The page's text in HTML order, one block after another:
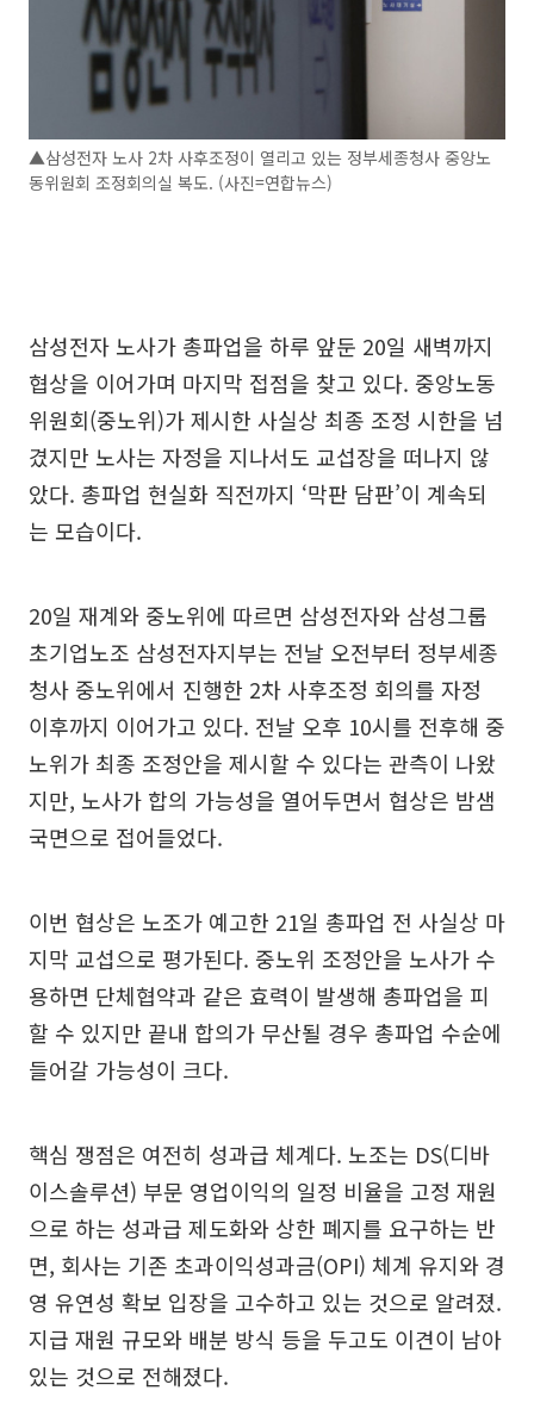
▲삼성전자 노사 2차 사후조정이 열리고 있는 정부세종청사 중앙노
동위원회 조정회의실 복도. (사진=연합뉴스)
삼성전자 노사가 총파업을 하루 앞둔 20일 새벽까지
협상을 이어가며 마지막 접점을 찾고 있다. 중앙노동
위원회(중노위)가 제시한 사실상 최종 조정 시한을 넘
겼지만 노사는 자정을 지나서도 교섭장을 떠나지 않
았다. 총파업 현실화 직전까지 ‘막판 담판’이 계속되
는 모습이다.
20일 재계와 중노위에 따르면 삼성전자와 삼성그룹
초기업노조 삼성전자지부는 전날 오전부터 정부세종
청사 중노위에서 진행한 2차 사후조정 회의를 자정
이후까지 이어가고 있다. 전날 오후 10시를 전후해 중
노위가 최종 조정안을 제시할 수 있다는 관측이 나왔
지만, 노사가 합의 가능성을 열어두면서 협상은 밤샘
국면으로 접어들었다.
이번 협상은 노조가 예고한 21일 총파업 전 사실상 마
지막 교섭으로 평가된다. 중노위 조정안을 노사가 수
용하면 단체협약과 같은 효력이 발생해 총파업을 피
할 수 있지만 끝내 합의가 무산될 경우 총파업 수순에
들어갈 가능성이 크다.
핵심 쟁점은 여전히 성과급 체계다. 노조는 DS(디바
이스솔루션) 부문 영업이익의 일정 비율을 고정 재원
으로 하는 성과급 제도화와 상한 폐지를 요구하는 반
면, 회사는 기존 초과이익성과금(OPI) 체계 유지와 경
영 유연성 확보 입장을 고수하고 있는 것으로 알려졌.
지급 재원 규모와 배분 방식 등을 두고도 이견이 남아
있는 것으로 전해졌다.